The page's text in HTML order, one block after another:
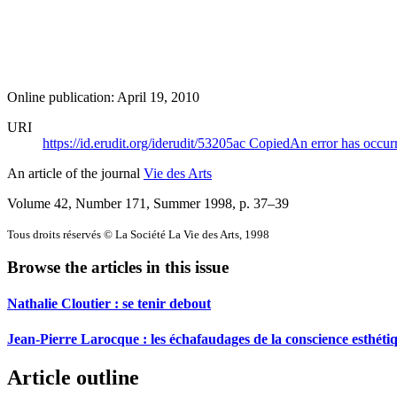
Online publication: April 19, 2010
URI
https://id.erudit.org/iderudit/53205ac CopiedAn error has
An article of the journal Vie des Arts
Volume 42, Number 171, Summer 1998, p. 37–39
Tous droits réservés © La Société La Vie des Arts, 1998
Browse the articles in this issue
Nathalie Cloutier : se tenir debout
Jean-Pierre Larocque : les échafaudages de la conscience
Article outline